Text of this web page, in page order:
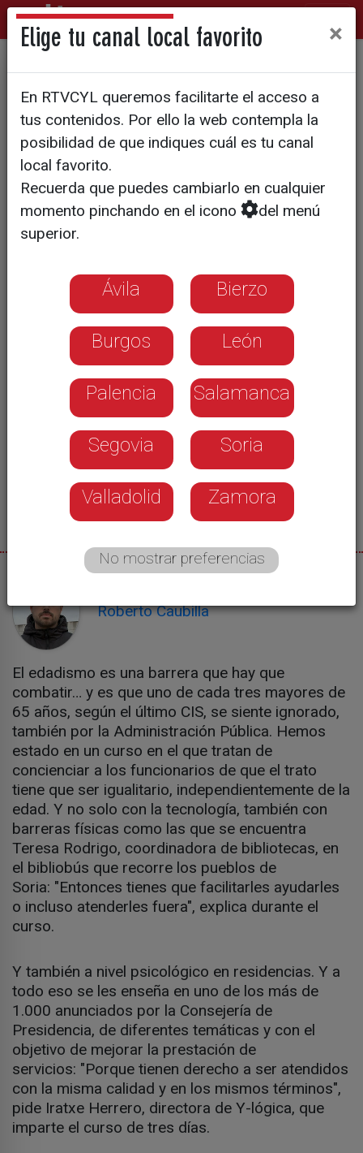
Contra el edadismo en los
servicios públicos
Funcionarios se forman a través de uno
de los más de 1.000 cursos
programados por la Junta para 2025
prestación de servicios públicos.
Roberto Caubilla
El edadismo es una barrera que hay que
combatir… y es que uno de cada tres mayores de
65 años, según el último CIS, se siente ignorado,
también por la Administración Pública. Hemos
estado en un curso en el que tratan de
concienciar a los funcionarios de que el trato
tiene que ser igualitario, independientemente de la
edad. Y no solo con la tecnología, también con
barreras físicas como las que se encuentra
Teresa Rodrigo, coordinadora de bibliotecas, en
el bibliobús que recorre los pueblos de
Soria: "Entonces tienes que facilitarles ayudarles
o incluso atenderles fuera", explica durante el
curso.
Y también a nivel psicológico en residencias. Y a
todo eso se les enseña en uno de los más de
1.000 anunciados por la Consejería de
Presidencia, de diferentes temáticas y con el
objetivo de mejorar la prestación de
servicios: "Porque tienen derecho a ser atendidos
con la misma calidad y en los mismos términos",
pide Iratxe Herrero, directora de Y-lógica, que
imparte el curso de tres días.
Elige tu canal local favorito ×
En RTVCYL queremos facilitarte el acceso a
tus contenidos. Por ello la web contempla la
posibilidad de que indiques cuál es tu canal
local favorito.
Recuerda que puedes cambiarlo en cualquier
momento pinchando en el icono
del menú
superior.
Ávila Bierzo
Burgos León
Palencia Salamanca
Segovia Soria
Valladolid Zamora
No mostrar preferencias